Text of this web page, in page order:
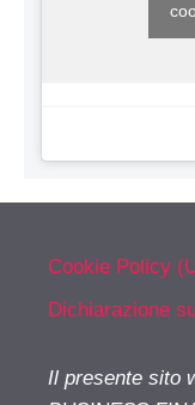
Cookie Policy
Dichiarazione
Il presente sito